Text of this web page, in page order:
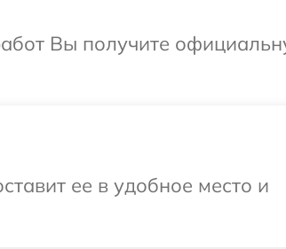
Вы получите
ее в удобное место и